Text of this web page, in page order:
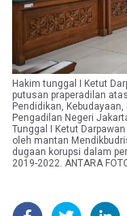
Hakim tunggal I Ketut
putusan praperadilan
Pendidikan,
Pengadilan Negeri
Tunggal I Ketut
oleh mantan
dugaan korupsi dalam
2019-2022. ANTARA